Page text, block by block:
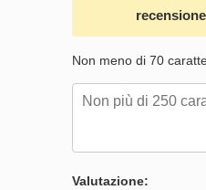
Non meno di 70
Valutazione: